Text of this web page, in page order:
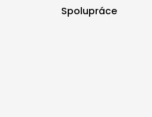
Spolupráce